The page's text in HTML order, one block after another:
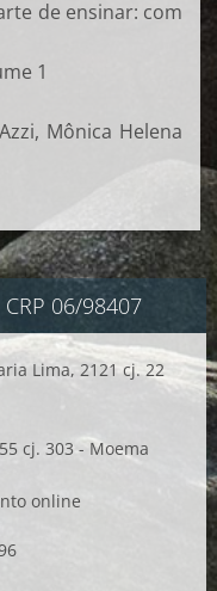
de ensinar: com
1
Mônica Helena
CRP 06/98407
Lima, 2121 cj. 22
cj. 303 - Moema
online